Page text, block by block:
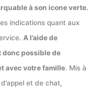
à son icone verte.
indications quant aux
A l’aide de
donc possible de
avec votre famille. Mis à
et de chat,